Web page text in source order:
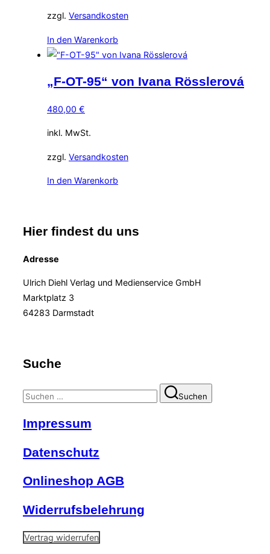
zzgl. Versandkosten
In den Warenkorb
„F-OT-95“ von Ivana Rösslerová
480,00 €
inkl. MwSt.
zzgl. Versandkosten
In den Warenkorb
Hier findest du uns
Adresse
Ulrich Diehl Verlag und Medienservice GmbH
Marktplatz 3
64283 Darmstadt
Suche
Suchen
nach:
Suchen
Impressum
Datenschutz
Onlineshop AGB
Widerrufsbelehrung
Vertrag widerrufen